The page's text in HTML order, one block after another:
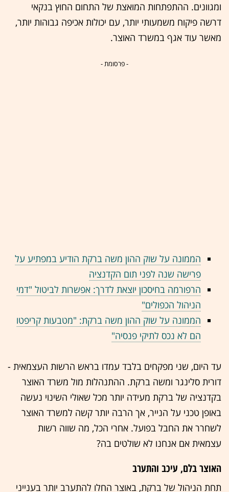
ומגוונים. ההתפתחות המואצת של התחום החוץ בנקאי
דרשה פיקוח משמעותי יותר, עם יכולות אכיפה גבוהות יותר,
מאשר עוד אגף במשרד האוצר.
- פרסומת -
הממונה על שוק ההון משה ברקת הודיע במפתיע על
פרישה שנה לפני תום הקדנציה
הרפורמה בחיסכון יוצאת לדרך: אפשרות לביטול "דמי
הניהול הכפולים"
הממונה על שוק ההון משה ברקת: "מטבעות קריפטו
הם לא נכס לתיקי פנסיה"
עד היום, שני מפקחים בלבד עמדו בראש הרשות העצמאית -
דורית סלינגר ומשה ברקת. ההתנהלות מול משרד האוצר
בקדנציה של ברקת מעידה יותר מכל שאולי השינוי נעשה
באופן טכני על הנייר, אך הרבה יותר קשה למשרד האוצר
לשחרר את החבל בפועל. אחרי הכל, מה שווה רשות
עצמאית אם אנחנו לא שולטים בה?
האוצר בלם, עיכב והתערב
תחת הניהול של ברקת, באוצר החלו להתערב יותר בענייני